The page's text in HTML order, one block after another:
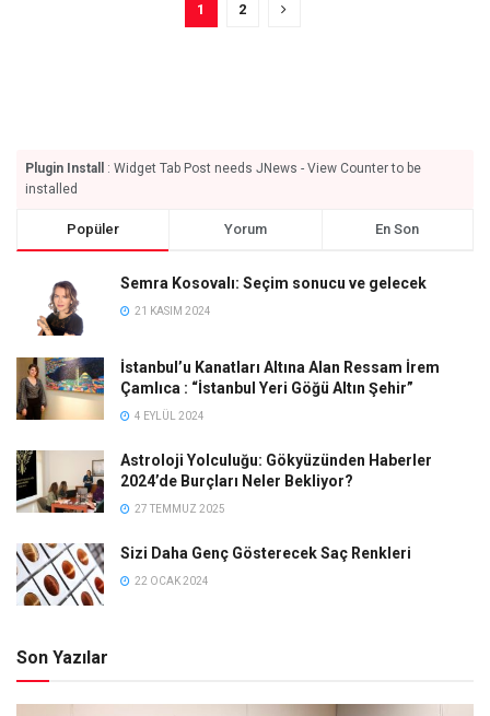
1 2
Plugin Install
: Widget Tab Post needs JNews - View Counter to be
installed
Popüler Yorum En Son
Semra Kosovalı: Seçim sonucu ve gelecek
21 KASIM 2024
İstanbul’u Kanatları Altına Alan Ressam İrem
Çamlıca : “İstanbul Yeri Göğü Altın Şehir”
4 EYLÜL 2024
Astroloji Yolculuğu: Gökyüzünden Haberler
2024’de Burçları Neler Bekliyor?
27 TEMMUZ 2025
Sizi Daha Genç Gösterecek Saç Renkleri
22 OCAK 2024
Son Yazılar